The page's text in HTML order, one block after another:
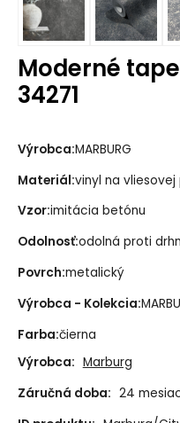
Moderné
34271
Výrobca:MARBURG
Materiál:vinyl na vliesovej
Vzor:imitácia betónu
Odolnosť:odolná proti
Povrch:metalický
Výrobca - Kolekcia:
Farba:čierna
Výrobca: Marburg
Záručná doba: 24